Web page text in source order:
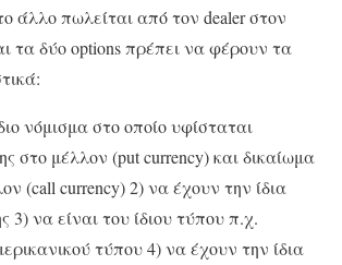
άλλο πωλείται από τον dealer στον
τα δύο options πρέπει να φέρουν τα
νόμισμα στο οποίο υφίσταται
στο μέλλον (put currency) και δικαίωμα
(call currency) 2) να έχουν την ίδια
3) να είναι του ίδιου τύπου π.χ.
τύπου 4) να έχουν την ίδια